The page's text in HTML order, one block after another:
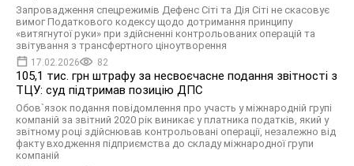
Запровадження спецрежимів Дефенс Сіті та Дія Сіті не скасовує
вимог Податкового кодексу щодо дотримання принципу
«витягнутої руки» при здійсненні контрольованих операцій та
звітування з трансфертного ціноутворення
17.02.2026 82
105,1 тис. грн штрафу за несвоєчасне подання звітності з
ТЦУ: суд підтримав позицію ДПС
Обов`язок подання повідомлення про участь у міжнародній групі
компаній за звітний 2020 рік виникає у платника податків, який у
звітному році здійснював контрольовані операції, незалежно від
факту входження підприємства до складу міжнародної групи
компаній